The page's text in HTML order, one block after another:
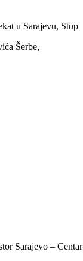
u Sarajevu, Stup
Šerbe,
Sarajevo – Centar